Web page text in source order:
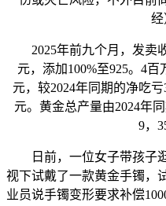
经
2025年前九个月，发卖收
元，添加100%至925。4
元，较2024年同期的净吃
元。黄金总产量由2024年
9，
日前，一位女子带孩子逛
视下试戴了一款黄金手镯，
业员说手镯变形要求补偿